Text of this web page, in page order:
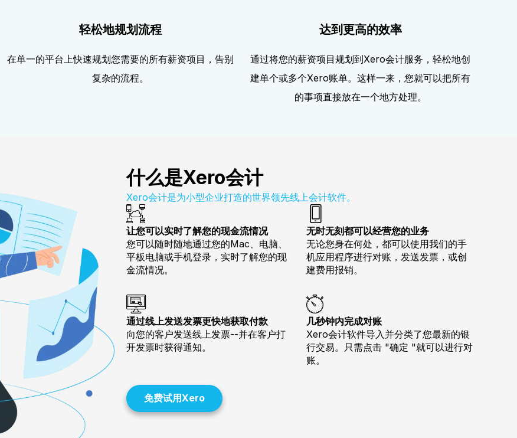
轻松地规划流程
在单一的平台上快速规划您需要的所有薪资项目，告别
复杂的流程。
达到更高的效率
通过将您的薪资项目规划到Xero会计服务，轻松地创
建单个或多个Xero账单。这样一来，您就可以把所有
的事项直接放在一个地方处理。
什么是Xero会计
Xero会计是为小型企业打造的世界领先线上会计软件。
让您可以实时了解您的现金流情况
您可以随时随地通过您的Mac、电脑、
平板电脑或手机登录，实时了解您的现
金流情况。
无时无刻都可以经营您的业务
无论您身在何处，都可以使用我们的手
机应用程序进行对账，发送发票，或创
建费用报销。
通过线上发送发票更快地获取付款
向您的客户发送线上发票--并在客户打
开发票时获得通知。
几秒钟内完成对账
Xero会计软件导入并分类了您最新的银
行交易。只需点击 "确定 "就可以进行对
账。
免费试用Xero